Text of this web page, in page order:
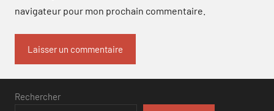
navigateur pour mon prochain commentaire.
Rechercher